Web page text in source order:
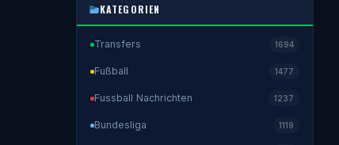
KATEGORIEN
Transfers 1694
Fußball 1477
Fussball Nachrichten 1237
Bundesliga 1119